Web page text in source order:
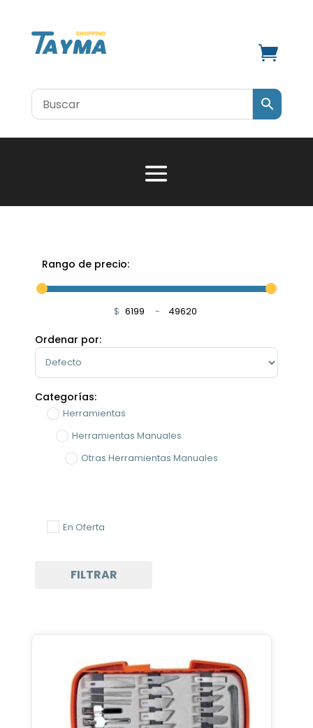

Rango de precio:
$ Minimum Price
-Maximum Price
Ordenar por:
Sort Products
Categorías:
Herramientas
Herramientas Manuales
Otras Herramientas Manuales
En Oferta
FILTRAR